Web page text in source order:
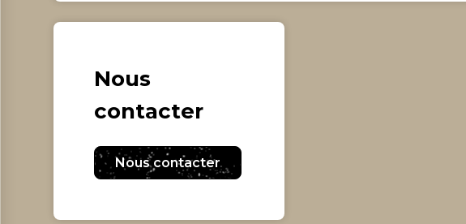
Nous
contacter
Nous contacter